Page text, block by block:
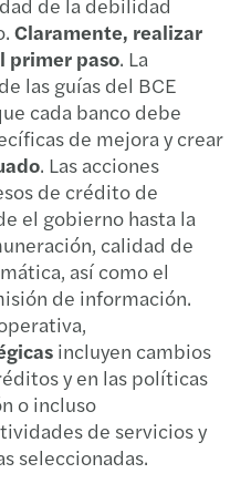
Claramente, realizar
primer paso. La
las guías del BCE
cada banco debe
de mejora y crear
. Las acciones
de crédito de
el gobierno hasta la
calidad de
así como el
de información.
incluyen cambios
y en las políticas
o incluso
de servicios y
seleccionadas.